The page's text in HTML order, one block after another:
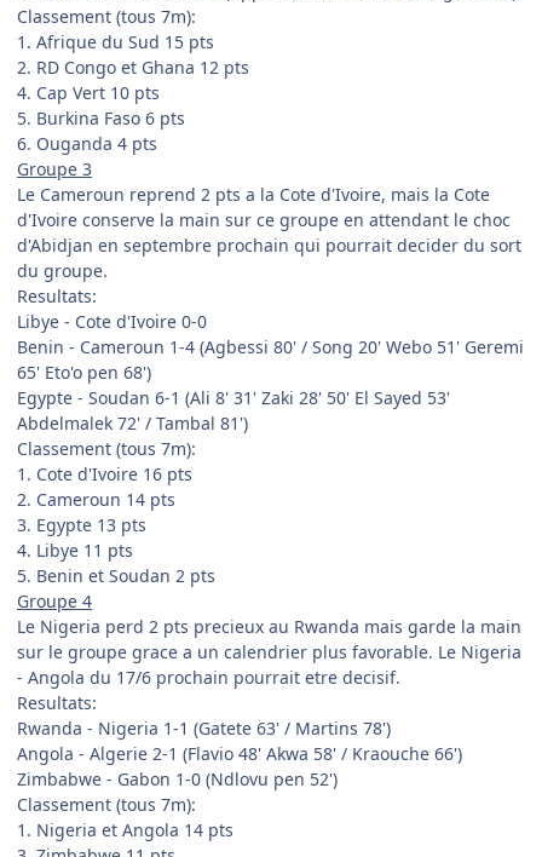
Classement (tous 7m):
1. Afrique du Sud 15 pts
2. RD Congo et Ghana 12 pts
4. Cap Vert 10 pts
5. Burkina Faso 6 pts
6. Ouganda 4 pts
Groupe 3
Le Cameroun reprend 2 pts a la Cote d'Ivoire, mais la Cote
d'Ivoire conserve la main sur ce groupe en attendant le choc
d'Abidjan en septembre prochain qui pourrait decider du sort
du groupe.
Resultats:
Libye - Cote d'Ivoire 0-0
Benin - Cameroun 1-4 (Agbessi 80' / Song 20' Webo 51' Geremi
65' Eto'o pen 68')
Egypte - Soudan 6-1 (Ali 8' 31' Zaki 28' 50' El Sayed 53'
Abdelmalek 72' / Tambal 81')
Classement (tous 7m):
1. Cote d'Ivoire 16 pts
2. Cameroun 14 pts
3. Egypte 13 pts
4. Libye 11 pts
5. Benin et Soudan 2 pts
Groupe 4
Le Nigeria perd 2 pts precieux au Rwanda mais garde la main
sur le groupe grace a un calendrier plus favorable. Le Nigeria
- Angola du 17/6 prochain pourrait etre decisif.
Resultats:
Rwanda - Nigeria 1-1 (Gatete 63' / Martins 78')
Angola - Algerie 2-1 (Flavio 48' Akwa 58' / Kraouche 66')
Zimbabwe - Gabon 1-0 (Ndlovu pen 52')
Classement (tous 7m):
1. Nigeria et Angola 14 pts